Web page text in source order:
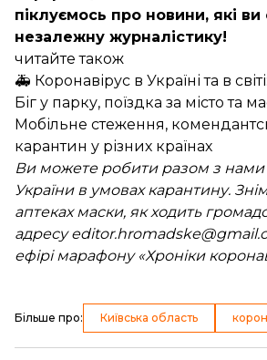
піклуємось про новини, які
незалежну журналістику!
читайте також
🚑 Коронавірус в Україні та в
Біг у парку, поїздка за місто
Мобільне стеження,
карантин у різних країнах
Ви можете робити разом з нами
України в умовах карантину.
аптеках маски, як ходить
адресу
ефірі марафону «Хроніки
Більше про: Київська область